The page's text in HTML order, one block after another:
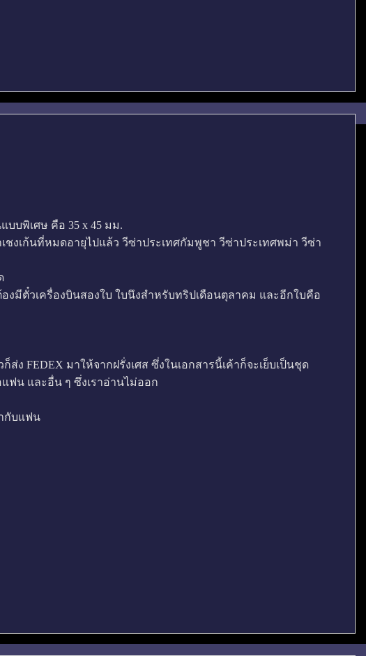
บบพิเศษ คือ 35 x 45 มม.
งเก้นที่หมดอายุไปแล้ว วีซ่าประเทศกัมพูชา วีซ่าประเทศพม่า วีซ่า
องมีตั๋วเครื่องบินสองใบ ใบนึงสำหรับทริปเดือนตุลาคม และอีกใบคือ
ง FEDEX มาให้จากฝรั่งเศส ซึ่งในเอกสารนี้เค้าก็จะเย็บเป็นชุด
ฟน และอื่น ๆ ซึ่งเราอ่านไม่ออก
กับแฟน